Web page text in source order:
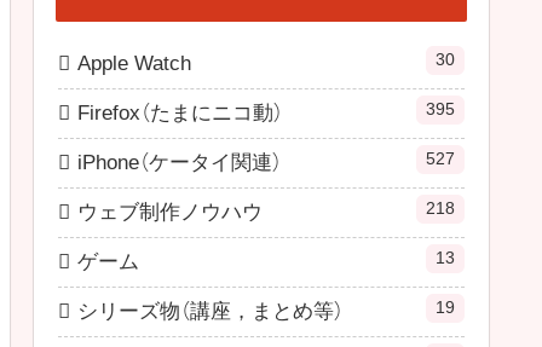
Apple Watch 30
Firefox（たまにニコ動） 395
iPhone（ケータイ関連） 527
ウェブ制作ノウハウ 218
ゲーム 13
シリーズ物（講座，まとめ等） 19